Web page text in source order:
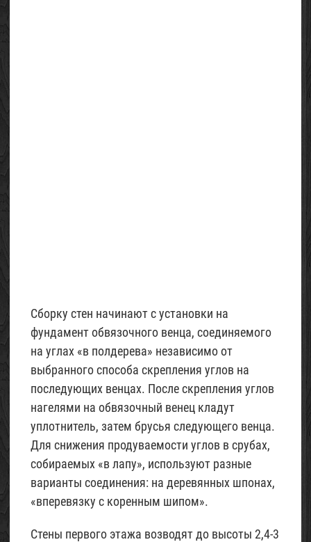
Сборку стен начинают с установки на
фундамент обвязочного венца, соединяемого
на углах «в полдерева» независимо от
выбранного способа скрепления углов на
последующих венцах. После скрепления углов
нагелями на обвязочный венец кладут
уплотнитель, затем брусья следующего венца.
Для снижения продуваемости углов в срубах,
собираемых «в лапу», используют разные
варианты соединения: на деревянных шпонах,
«вперевязку с коренным шипом».
Стены первого этажа возводят до высоты 2,4-3